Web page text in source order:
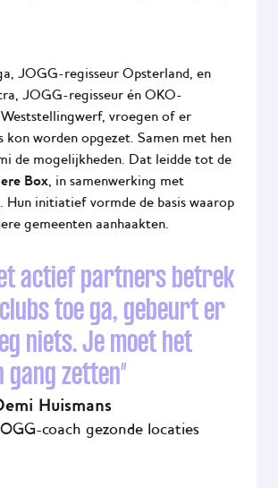
JOGG-regisseur Opsterland, en
JOGG-regisseur én OKO-
vroegen of er
kon worden opgezet. Samen met hen
de mogelijkheden. Dat leidde tot de
Box, in samenwerking met
Hun initiatief vormde de basis waarop
gemeenten aanhaakten.
actief partners betrek
toe ga, gebeurt er
niets. Je moet het
gang zetten”
Huismans
coach gezonde locaties